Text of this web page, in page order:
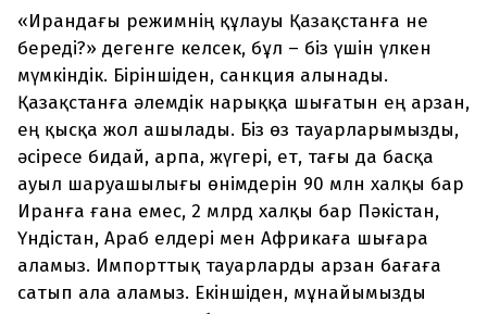
«Ирандағы режимнің құлауы Қазақстанға не
береді?» дегенге келсек, бұл – біз үшін үлкен
мүмкіндік. Біріншіден, санкция алынады.
Қазақстанға әлемдік нарыққа шығатын ең арзан,
ең қысқа жол ашылады. Біз өз тауарларымызды,
әсіресе бидай, арпа, жүгері, ет, тағы да басқа
ауыл шаруашылығы өнімдерін 90 млн халқы бар
Иранға ғана емес, 2 млрд халқы бар Пәкістан,
Үндістан, Араб елдері мен Африкаға шығара
аламыз. Импорттық тауарларды арзан бағаға
сатып ала аламыз. Екіншіден, мұнайымызды